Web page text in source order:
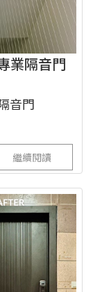
業隔音門
音門
繼續閱讀